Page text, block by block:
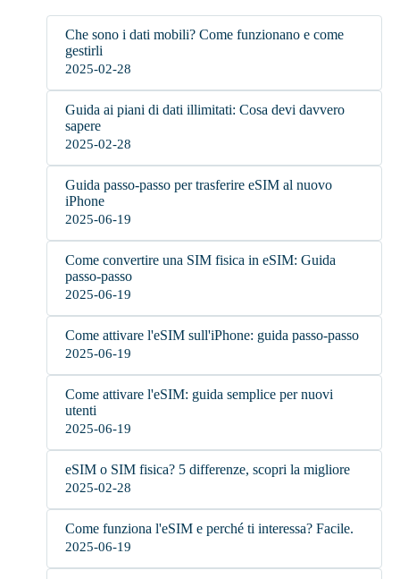
Che sono i dati mobili? Come funzionano e come
gestirli
2025-02-28
Guida ai piani di dati illimitati: Cosa devi davvero
sapere
2025-02-28
Guida passo-passo per trasferire eSIM al nuovo
iPhone
2025-06-19
Come convertire una SIM fisica in eSIM: Guida
passo-passo
2025-06-19
Come attivare l'eSIM sull'iPhone: guida passo-passo
2025-06-19
Come attivare l'eSIM: guida semplice per nuovi
utenti
2025-06-19
eSIM o SIM fisica? 5 differenze, scopri la migliore
2025-02-28
Come funziona l'eSIM e perché ti interessa? Facile.
2025-06-19